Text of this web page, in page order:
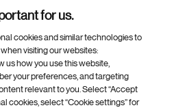
klinisch bedeutsame
Wirksamkeit aufweist
vertragen wird. Diese
Ergebnisse werden
künftigen
Tagung vorgestellt und
for us.
cookies and similar technologies to
visiting our websites:
us how you use this website,
your preferences, and targeting
relevant to you. Select “Accept
cookies, select “Cookie settings” for